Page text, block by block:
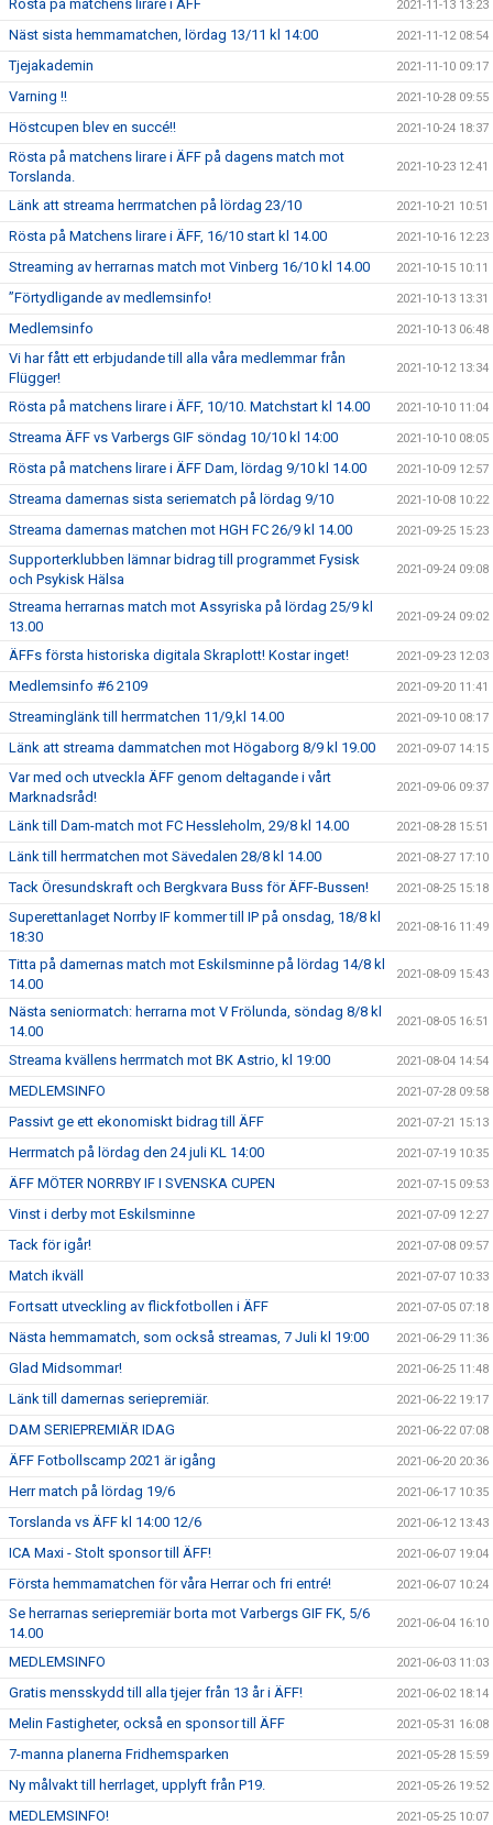
Rösta på matchens lirare i ÄFF 2021-11-13 13:23
Näst sista hemmamatchen, lördag 13/11 kl 14:00 2021-11-12 08:54
Tjejakademin 2021-11-10 09:17
Varning !! 2021-10-28 09:55
Höstcupen blev en succé!! 2021-10-24 18:37
Rösta på matchens lirare i ÄFF på dagens match mot
Torslanda.
2021-10-23 12:41
Länk att streama herrmatchen på lördag 23/10 2021-10-21 10:51
Rösta på Matchens lirare i ÄFF, 16/10 start kl 14.00 2021-10-16 12:23
Streaming av herrarnas match mot Vinberg 16/10 kl 14.00 2021-10-15 10:11
”Förtydligande av medlemsinfo! 2021-10-13 13:31
Medlemsinfo 2021-10-13 06:48
Vi har fått ett erbjudande till alla våra medlemmar från
Flügger!
2021-10-12 13:34
Rösta på matchens lirare i ÄFF, 10/10. Matchstart kl 14.00 2021-10-10 11:04
Streama ÄFF vs Varbergs GIF söndag 10/10 kl 14:00 2021-10-10 08:05
Rösta på matchens lirare i ÄFF Dam, lördag 9/10 kl 14.00 2021-10-09 12:57
Streama damernas sista seriematch på lördag 9/10 2021-10-08 10:22
Streama damernas matchen mot HGH FC 26/9 kl 14.00 2021-09-25 15:23
Supporterklubben lämnar bidrag till programmet Fysisk
och Psykisk Hälsa
2021-09-24 09:08
Streama herrarnas match mot Assyriska på lördag 25/9 kl
13.00
2021-09-24 09:02
ÄFFs första historiska digitala Skraplott! Kostar inget! 2021-09-23 12:03
Medlemsinfo #6 2109 2021-09-20 11:41
Streaminglänk till herrmatchen 11/9,kl 14.00 2021-09-10 08:17
Länk att streama dammatchen mot Högaborg 8/9 kl 19.00 2021-09-07 14:15
Var med och utveckla ÄFF genom deltagande i vårt
Marknadsråd!
2021-09-06 09:37
Länk till Dam-match mot FC Hessleholm, 29/8 kl 14.00 2021-08-28 15:51
Länk till herrmatchen mot Sävedalen 28/8 kl 14.00 2021-08-27 17:10
Tack Öresundskraft och Bergkvara Buss för ÄFF-Bussen! 2021-08-25 15:18
Superettanlaget Norrby IF kommer till IP på onsdag, 18/8 kl
18:30
2021-08-16 11:49
Titta på damernas match mot Eskilsminne på lördag 14/8 kl
14.00
2021-08-09 15:43
Nästa seniormatch: herrarna mot V Frölunda, söndag 8/8 kl
14.00
2021-08-05 16:51
Streama kvällens herrmatch mot BK Astrio, kl 19:00 2021-08-04 14:54
MEDLEMSINFO 2021-07-28 09:58
Passivt ge ett ekonomiskt bidrag till ÄFF 2021-07-21 15:13
Herrmatch på lördag den 24 juli KL 14:00 2021-07-19 10:35
ÄFF MÖTER NORRBY IF I SVENSKA CUPEN 2021-07-15 09:53
Vinst i derby mot Eskilsminne 2021-07-09 12:27
Tack för igår! 2021-07-08 09:57
Match ikväll 2021-07-07 10:33
Fortsatt utveckling av flickfotbollen i ÄFF 2021-07-05 07:18
Nästa hemmamatch, som också streamas, 7 Juli kl 19:00 2021-06-29 11:36
Glad Midsommar! 2021-06-25 11:48
Länk till damernas seriepremiär. 2021-06-22 19:17
DAM SERIEPREMIÄR IDAG 2021-06-22 07:08
ÄFF Fotbollscamp 2021 är igång 2021-06-20 20:36
Herr match på lördag 19/6 2021-06-17 10:35
Torslanda vs ÄFF kl 14:00 12/6 2021-06-12 13:43
ICA Maxi - Stolt sponsor till ÄFF! 2021-06-07 19:04
Första hemmamatchen för våra Herrar och fri entré! 2021-06-07 10:24
Se herrarnas seriepremiär borta mot Varbergs GIF FK, 5/6
14.00
2021-06-04 16:10
MEDLEMSINFO 2021-06-03 11:03
Gratis mensskydd till alla tjejer från 13 år i ÄFF! 2021-06-02 18:14
Melin Fastigheter, också en sponsor till ÄFF 2021-05-31 16:08
7-manna planerna Fridhemsparken 2021-05-28 15:59
Ny målvakt till herrlaget, upplyft från P19. 2021-05-26 19:52
MEDLEMSINFO! 2021-05-25 10:07